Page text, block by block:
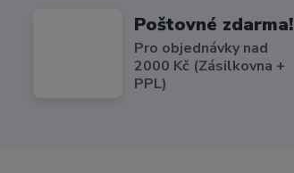
Poštovné zdarma!
Pro objednávky nad
2000 Kč (Zásilkovna +
PPL)